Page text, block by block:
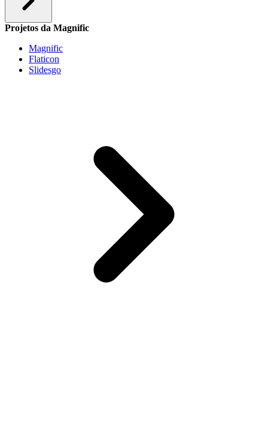
Projetos da Magnific
Magnific
Flaticon
Slidesgo